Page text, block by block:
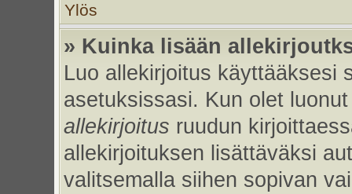
Ylös
» Kuinka lisään
Luo allekirjoitus käyttääksesi
asetuksissasi. Kun olet
allekirjoitus ruudun
allekirjoituksen lisättäväksi
valitsemalla siihen sopivan